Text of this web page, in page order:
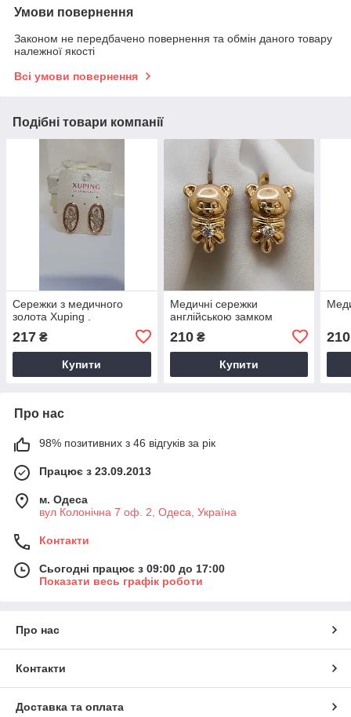
Умови повернення
Законом не передбачено повернення та обмін даного товару
належної якості
Всі умови повернення
Подібні товари компанії
Сережки з медичного
золота Xuping .
217 ₴
Купити
Медичні сережки
англійською замком
210₴
Купити
210
Про нас
98% позитивних з 46 відгуків за рік
Працює з 23.09.2013
м. Одеса
вул Колонічна 7 оф. 2, Одеса, Україна
Контакти
Сьогодні працює з 09:00 до 17:00
Показати весь графік роботи
Про нас
Контакти
Доставка та оплата